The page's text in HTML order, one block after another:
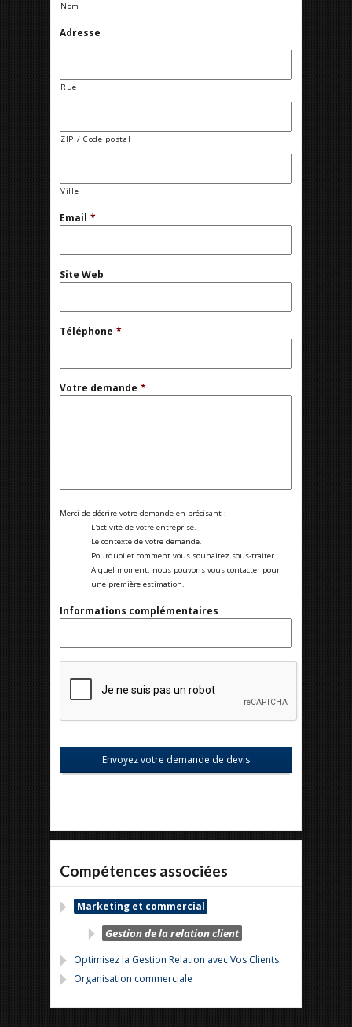
Nom
Adresse
Rue
ZIP / Code postal
Ville
Email *
Site Web
Téléphone *
Votre demande *
Merci de décrire votre demande en précisant :
L'activité de votre entreprise.
Le contexte de votre demande.
Pourquoi et comment vous souhaitez sous-traiter.
A quel moment, nous pouvons vous contacter pour
une première estimation.
Informations complémentaires
Compétences associées
Marketing et commercial
Gestion de la relation client
Optimisez la Gestion Relation avec Vos Clients.
Organisation commerciale